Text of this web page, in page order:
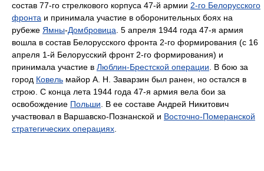
состав 77-го стрелкового корпуса 47-й армии 2-го Белорусского
фронта и принимала участие в оборонительных боях на
рубеже Ямны-Домбровица . 5 апреля 1944 года 47-я армия
вошла в состав Белорусского фронта 2-го формирования (с 16
апреля 1-й Белорусский фронт 2-го формирования) и
принимала участие в Люблин-Брестской операции . В бою за
город Ковель майор А. Н. Заварзин был ранен, но остался в
строю. С конца лета 1944 года 47-я армия вела бои за
освобождение Польши . В ее составе Андрей Никитович
участвовал в Варшавско-Познанской и Восточно-Померанской
стратегических операциях